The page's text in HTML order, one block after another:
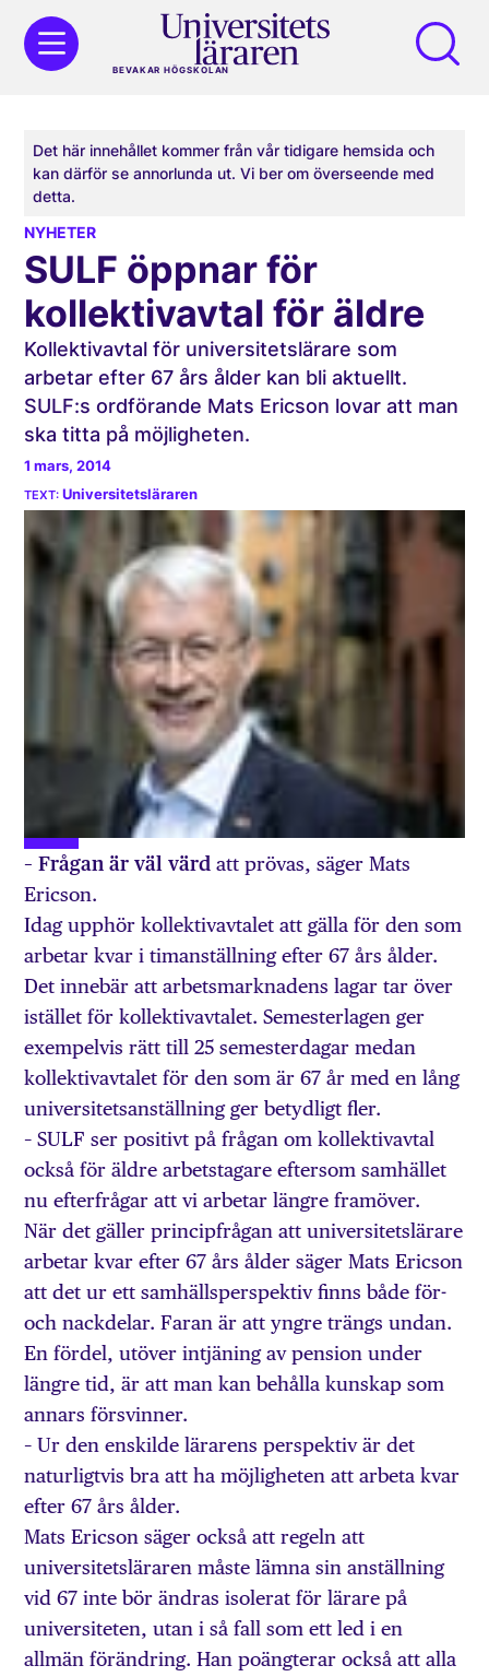
BEVAKAR HÖGSKOLAN
Det här innehållet kommer från vår tidigare hemsida och
kan därför se annorlunda ut. Vi ber om överseende med
detta.
NYHETER
SULF öppnar för
kollektivavtal för äldre
Kollektivavtal för universitetslärare som
arbetar efter 67 års ålder kan bli aktuellt.
SULF:s ordförande Mats Ericson lovar att man
ska titta på möjligheten.
1 mars, 2014
Universitetsläraren
– Frågan är väl värd att prövas, säger Mats
Ericson.
Idag upphör kollektivavtalet att gälla för den som
arbetar kvar i timanställning efter 67 års ålder.
Det innebär att arbetsmarknadens lagar tar över
istället för kollektivavtalet. Semesterlagen ger
exempelvis rätt till 25 semesterdagar medan
kollektivavtalet för den som är 67 år med en lång
universitetsanställning ger betydligt fler.
– SULF ser positivt på frågan om kollektivavtal
också för äldre arbetstagare eftersom samhället
nu efterfrågar att vi arbetar längre framöver.
När det gäller principfrågan att universitetslärare
arbetar kvar efter 67 års ålder säger Mats Ericson
att det ur ett samhällsperspektiv finns både för-
och nackdelar. Faran är att yngre trängs undan.
En fördel, utöver intjäning av pension under
längre tid, är att man kan behålla kunskap som
annars försvinner.
– Ur den enskilde lärarens perspektiv är det
naturligtvis bra att ha möjligheten att arbeta kvar
efter 67 års ålder.
Mats Ericson säger också att regeln att
universitetsläraren måste lämna sin anställning
vid 67 inte bör ändras isolerat för lärare på
universiteten, utan i så fall som ett led i en
allmän förändring. Han poängterar också att alla